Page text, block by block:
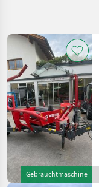
Gebrauchtmaschine